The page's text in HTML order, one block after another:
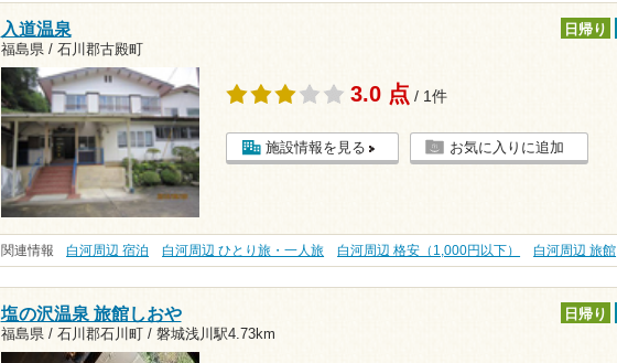
入道温泉
福島県 / 石川郡古殿町
日帰り
3.0 点 / 1件
施設情報を見る お気に入りに追加
関連情報 白河周辺 宿泊 白河周辺 ひとり旅・一人旅 白河周辺 格安（1,000円以下） 白河周辺 旅館
塩の沢温泉 旅館しおや
福島県 / 石川郡石川町 / 磐城浅川駅4.73km
日帰り